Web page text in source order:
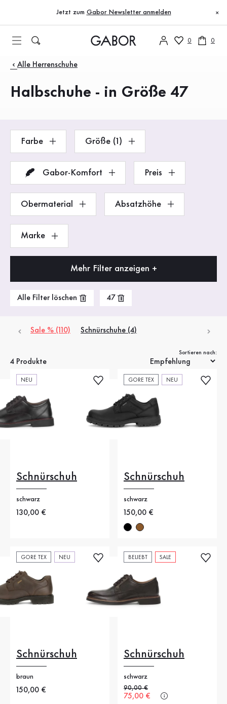
Zum Inhaltsverzeichnis
Zur Hauptnavigation
Jetzt zum Gabor Newsletter anmelden ×
0 0
Produkte
Alle Herrenschuhe
Halbschuhe - in Größe 47
Farbe Größe (1)
Gabor-Komfort Preis
Obermaterial Absatzhöhe
Marke
Mehr Filter anzeigen +
Alle Filter löschen 47
Sale % (110) Schnürschuhe (4)
4 Produkte
Sortieren nach:
NEU
Schnürschuh
schwarz
Neuer Preis
130,00 €
GORE TEX NEU
Schnürschuh
schwarz
Neuer Preis
150,00 €
GORE TEX NEU
Schnürschuh
braun
Neuer Preis
150,00 €
BELIEBT SALE
Schnürschuh
schwarz
Alter Preis
90,00 €
Neuer Preis
75,00 €